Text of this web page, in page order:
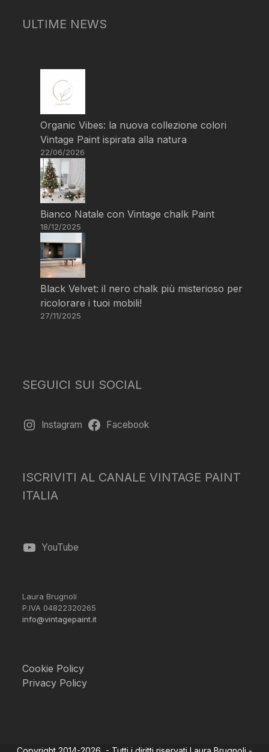
ULTIME NEWS
Organic Vibes: la nuova collezione colori
Vintage Paint ispirata alla natura
22/06/2026
Bianco Natale con Vintage chalk Paint
18/12/2025
Black Velvet: il nero chalk più misterioso per
ricolorare i tuoi mobili!
27/11/2025
SEGUICI SUI SOCIAL
Instagram Facebook
ISCRIVITI AL CANALE VINTAGE PAINT
ITALIA
YouTube
Laura Brugnoli
P.IVA 04822320265
info@vintagepaint.it
Cookie Policy
Privacy Policy